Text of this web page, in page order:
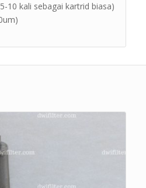
10 kali sebagai kartrid biasa)